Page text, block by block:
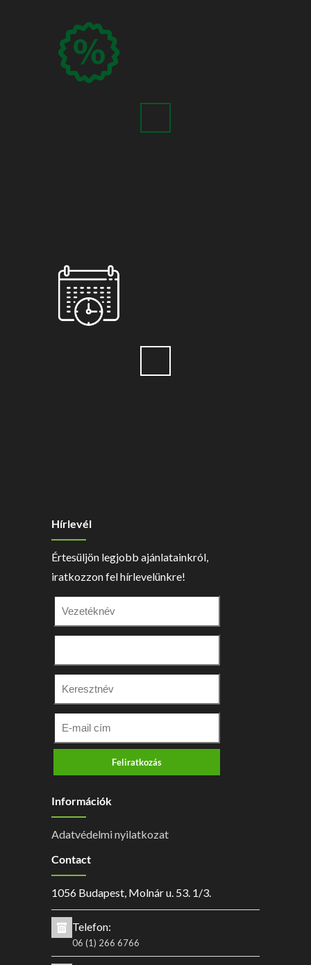
Hírlevél
Értesüljön legjobb ajánlatainkról,
iratkozzon fel hírlevelünkre!
Feliratkozás
Információk
Adatvédelmi nyilatkozat
Contact
1056 Budapest, Molnár u. 53. 1/3.
Telefon:
06 (1) 266 6766